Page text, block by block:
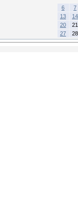
6
7
13
14
20
21
27
28